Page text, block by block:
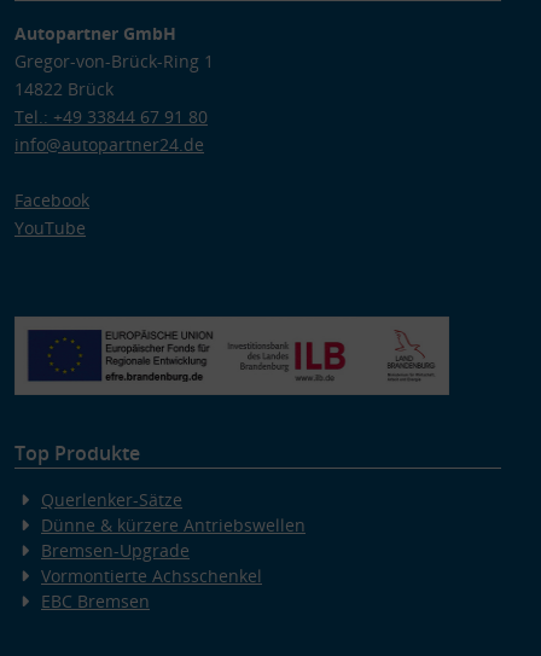
Autopartner GmbH
Gregor-von-Brück-Ring 1
14822 Brück
Tel.: +49 33844 67 91 80
info@autopartner24.de
Facebook
YouTube
Top Produkte
Querlenker-Sätze
Dünne & kürzere Antriebswellen
Bremsen-Upgrade
Vormontierte Achsschenkel
EBC Bremsen